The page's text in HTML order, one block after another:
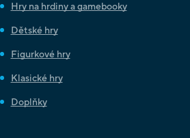
Hry na hrdiny a gamebooky
Dětské hry
Figurkové hry
Klasické hry
Doplňky